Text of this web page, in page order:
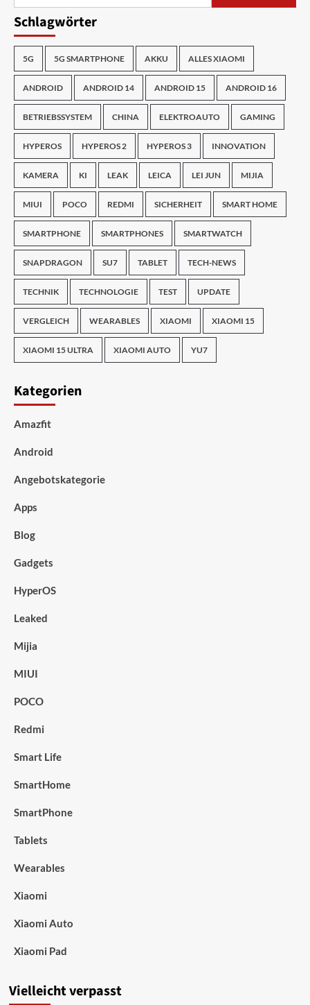
Schlagwörter
5G 5G SMARTPHONE AKKU ALLES XIAOMI
ANDROID ANDROID 14 ANDROID 15 ANDROID 16
BETRIEBSSYSTEM CHINA ELEKTROAUTO GAMING
HYPEROS HYPEROS 2 HYPEROS 3 INNOVATION
KAMERA KI LEAK LEICA LEI JUN MIJIA
MIUI POCO REDMI SICHERHEIT SMART HOME
SMARTPHONE SMARTPHONES SMARTWATCH
SNAPDRAGON SU7 TABLET TECH-NEWS
TECHNIK TECHNOLOGIE TEST UPDATE
VERGLEICH WEARABLES XIAOMI XIAOMI 15
XIAOMI 15 ULTRA XIAOMI AUTO YU7
Kategorien
Amazfit
Android
Angebotskategorie
Apps
Blog
Gadgets
HyperOS
Leaked
Mijia
MIUI
POCO
Redmi
Smart Life
SmartHome
SmartPhone
Tablets
Wearables
Xiaomi
Xiaomi Auto
Xiaomi Pad
Vielleicht verpasst